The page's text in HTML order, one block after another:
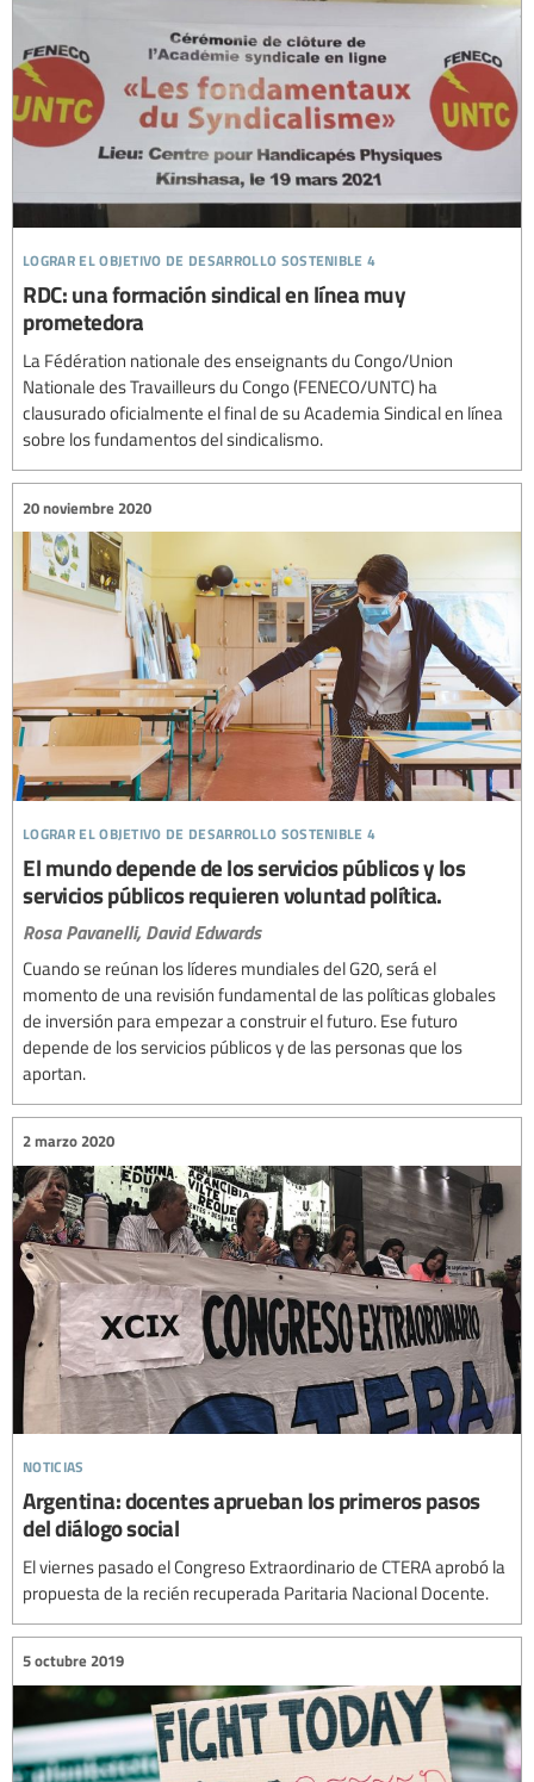
lograr el objetivo de desarrollo sostenible 4
RDC: una formación sindical en línea muy
prometedora
La Fédération nationale des enseignants du Congo/Union
Nationale des Travailleurs du Congo (FENECO/UNTC) ha
clausurado oficialmente el final de su Academia Sindical en línea
sobre los fundamentos del sindicalismo.
lograr el objetivo de desarrollo sostenible 4
20 noviembre 2020
El mundo depende de los servicios públicos y los
servicios públicos requieren voluntad política.
Rosa Pavanelli, David Edwards
Cuando se reúnan los líderes mundiales del G20, será el
momento de una revisión fundamental de las políticas globales
de inversión para empezar a construir el futuro. Ese futuro
depende de los servicios públicos y de las personas que los
aportan.
noticias
2 marzo 2020
Argentina: docentes aprueban los primeros pasos
del diálogo social
El viernes pasado el Congreso Extraordinario de CTERA aprobó la
propuesta de la recién recuperada Paritaria Nacional Docente.
5 octubre 2019